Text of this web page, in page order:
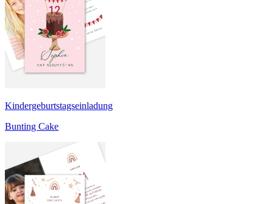
Kindergeburtstagseinladung
Bunting Cake